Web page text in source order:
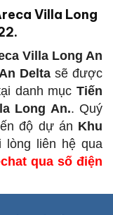
Villa Long
Villa Long An
Deltasẽ được
danh mục Tiến
Long An.. Quý
độ dự án Khu
lòng liên hệ qua
qua số điện